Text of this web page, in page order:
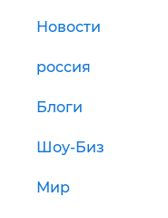
Новости
россия
Блоги
Шоу-Биз
Мир